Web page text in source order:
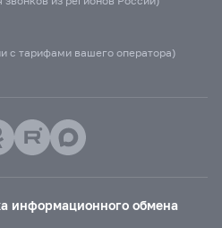
с тарифами вашего оператора)
информационного обмена